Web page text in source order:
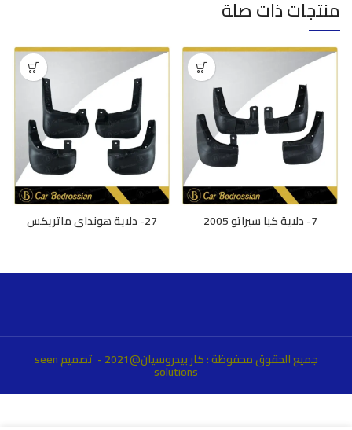
منتجات ذات صلة
7- دلاية كيا سيراتو 2005 27- دلاية هونداي ماتريكس
جميع الحقوق محفوظة : كار بيدروسيان@2021 - تصميم seen
solutions